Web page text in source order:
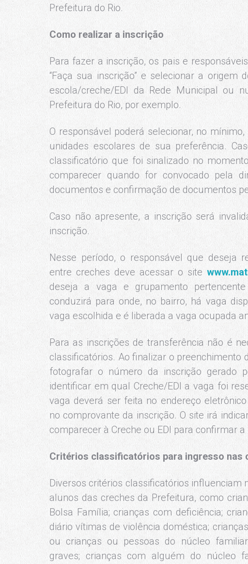
Prefeitura do Rio.
Como realizar a inscrição
Para fazer a inscrição, os pais e
“Faça sua inscrição” e selecionar a origem
escola/creche/EDI da Rede Municipal ou
Prefeitura do Rio, por exemplo.
O responsável poderá selecionar, no
unidades escolares de sua preferência.
classificatório que foi sinalizado no
comparecer quando for convocado pela
documentos e confirmação de documentos
Caso não apresente, a inscrição será
inscrição.
Nesse período, o responsável que deseja
entre creches deve acessar o site
deseja a vaga e grupamento
conduzirá para onde, no bairro, há vaga
vaga escolhida e é liberada a vaga ocupada
Para as inscrições de transferência não é
classificatórios. Ao finalizar o preenchimento
fotografar o número da inscrição gerado
identificar em qual Creche/EDI a vaga foi
vaga deverá ser feita no endereço
no comprovante da inscrição. O site irá
comparecer à Creche ou EDI para confirmar
Critérios classificatórios para ingresso nas
Diversos critérios classificatórios influenciam
alunos das creches da Prefeitura, como
Bolsa Família; crianças com deficiência;
diário vítimas de violência doméstica;
ou crianças ou pessoas do núcleo
graves; crianças com alguém do núcleo